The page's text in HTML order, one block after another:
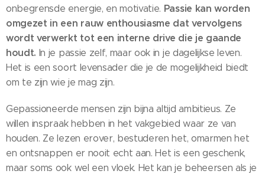
onbegrensde energie, en motivatie. Passie kan worden
omgezet in een rauw enthousiasme dat vervolgens
wordt verwerkt tot een interne drive die je gaande
houdt. In je passie zelf, maar ook in je dagelijkse leven.
Het is een soort levensader die je de mogelijkheid biedt
om te zijn wie je mag zijn.
Gepassioneerde mensen zijn bijna altijd ambitieus. Ze
willen inspraak hebben in het vakgebied waar ze van
houden. Ze lezen erover, bestuderen het, omarmen het
en ontsnappen er nooit echt aan. Het is een geschenk,
maar soms ook wel een vloek. Het kan je beheersen als je